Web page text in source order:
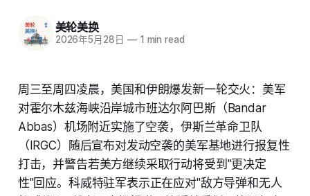
美轮美换
2026年5月28日 —1 min read
周三至周四凌晨，美国和伊朗爆发新一轮交火：美军
对霍尔木兹海峡沿岸城市班达尔阿巴斯（Bandar
Abbas）机场附近实施了空袭，伊斯兰革命卫队
（IRGC）随后宣布对发动空袭的美军基地进行报复性
打击，并警告若美方继续采取行动将受到"更决定
性"回应。科威特驻军表示正在应对"敌方导弹和无人